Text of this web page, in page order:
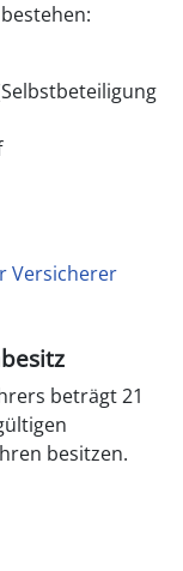
Versicherer
beträgt 21
besitzen.